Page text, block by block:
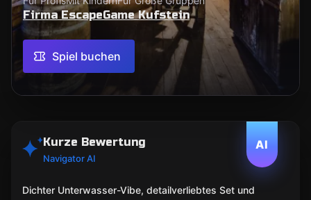
Firma EscapeGame Kufstein
Spiel buchen
AI
Kurze Bewertung
Navigator AI
Dichter Unterwasser-Vibe, detailverliebtes Set und